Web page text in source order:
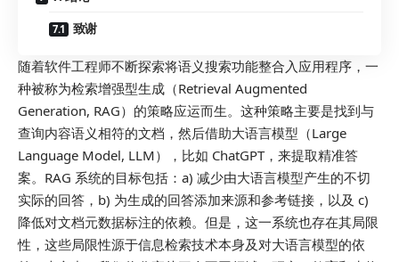
致谢
随着软件工程师不断探索将语义搜索功能整合入应用程序，一
种被称为检索增强型生成（Retrieval Augmented
Generation, RAG）的策略应运而生。这种策略主要是找到与
查询内容语义相符的文档，然后借助大语言模型（Large
Language Model, LLM），比如 ChatGPT，来提取精准答
案。RAG 系统的目标包括：a) 减少由大语言模型产生的不切
实际的回答，b) 为生成的回答添加来源和参考链接，以及 c)
降低对文档元数据标注的依赖。但是，这一系统也存在其局限
性，这些局限性源于信息检索技术本身及对大语言模型的依